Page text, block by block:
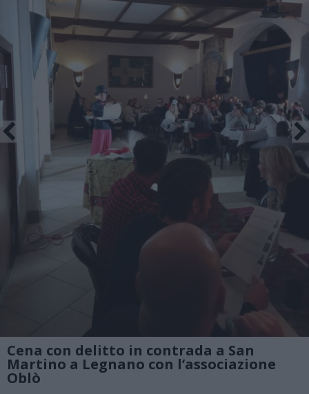
Cena con delitto in contrada a San
Martino a Legnano con l’associazione
Oblò